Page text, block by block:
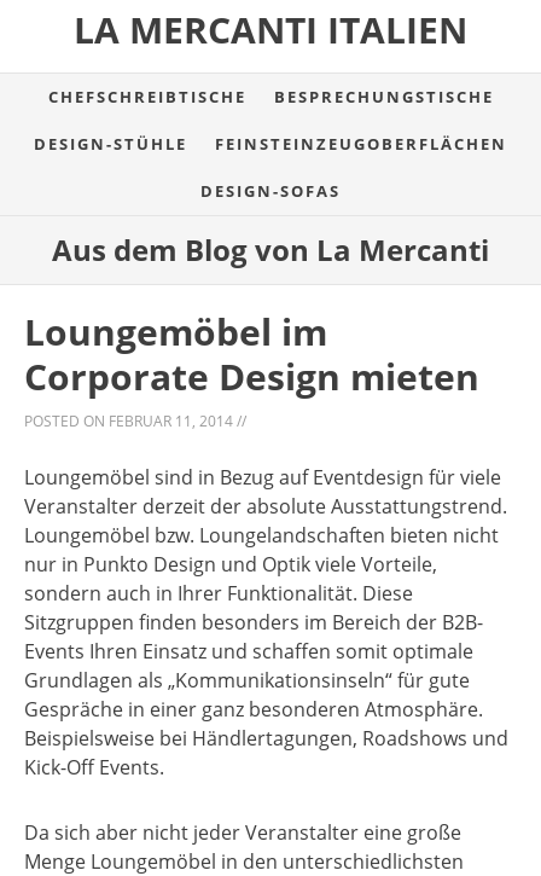
LA MERCANTI ITALIEN
CHEFSCHREIBTISCHE BESPRECHUNGSTISCHE
DESIGN-STÜHLE FEINSTEINZEUGOBERFLÄCHEN
DESIGN-SOFAS
Aus dem Blog von La Mercanti
Loungemöbel im
Corporate Design mieten
POSTED ON FEBRUAR 11, 2014//
Loungemöbel sind in Bezug auf Eventdesign für viele
Veranstalter derzeit der absolute Ausstattungstrend.
Loungemöbel bzw. Loungelandschaften bieten nicht
nur in Punkto Design und Optik viele Vorteile,
sondern auch in Ihrer Funktionalität. Diese
Sitzgruppen finden besonders im Bereich der B2B-
Events Ihren Einsatz und schaffen somit optimale
Grundlagen als „Kommunikationsinseln“ für gute
Gespräche in einer ganz besonderen Atmosphäre.
Beispielsweise bei Händlertagungen, Roadshows und
Kick-Off Events.
Da sich aber nicht jeder Veranstalter eine große
Menge Loungemöbel in den unterschiedlichsten